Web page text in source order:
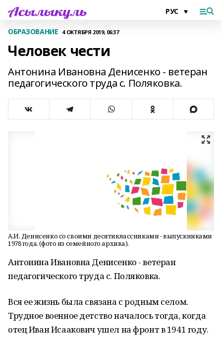
ОБРАЗОВАНИЕ 4 ОКТЯБРЯ 2019, 06:37
Человек чести
Антонина Ивановна Денисенко - ветеран
педагогического труда с. Поляковка.
А.И. Денисенко со своими десятиклассниками - выпускниками
1978 года. (фото из семейного архива).
Антонина Ивановна Денисенко - ветеран
педагогического труда с. Поляковка.
Вся ее жизнь была связана с родным селом.
Трудное военное детство началось тогда, когда
отец Иван Исаакович ушел на фронт в 1941 году.